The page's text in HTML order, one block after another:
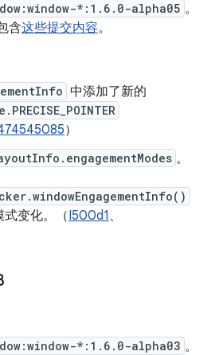
*:1.6.0-alpha05 。
含这些提交内容。
中添加了新的
）
。
变化。（I500d1 、
*:1.6.0-alpha03 。